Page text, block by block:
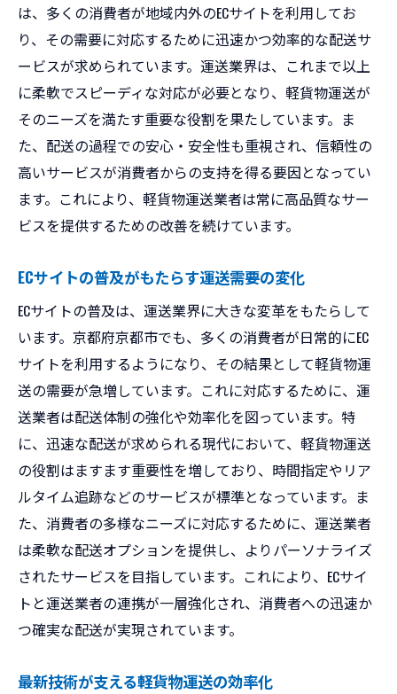
は、多くの消費者が地域内外のECサイトを利用してお
り、その需要に対応するために迅速かつ効率的な配送サ
ービスが求められています。運送業界は、これまで以上
に柔軟でスピーディな対応が必要となり、軽貨物運送が
そのニーズを満たす重要な役割を果たしています。ま
た、配送の過程での安心・安全性も重視され、信頼性の
高いサービスが消費者からの支持を得る要因となってい
ます。これにより、軽貨物運送業者は常に高品質なサー
ビスを提供するための改善を続けています。
ECサイトの普及がもたらす運送需要の変化
ECサイトの普及は、運送業界に大きな変革をもたらして
います。京都府京都市でも、多くの消費者が日常的にEC
サイトを利用するようになり、その結果として軽貨物運
送の需要が急増しています。これに対応するために、運
送業者は配送体制の強化や効率化を図っています。特
に、迅速な配送が求められる現代において、軽貨物運送
の役割はますます重要性を増しており、時間指定やリア
ルタイム追跡などのサービスが標準となっています。ま
た、消費者の多様なニーズに対応するために、運送業者
は柔軟な配送オプションを提供し、よりパーソナライズ
されたサービスを目指しています。これにより、ECサイ
トと運送業者の連携が一層強化され、消費者への迅速か
つ確実な配送が実現されています。
最新技術が支える軽貨物運送の効率化